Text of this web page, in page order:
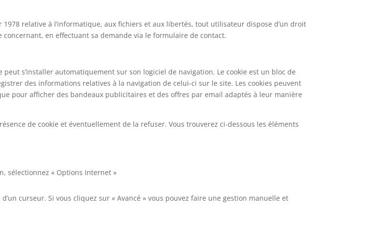
relative à l’informatique, aux fichiers et aux libertés, tout utilisateur dispose d’un droit
concernant, en effectuant sa demande via le formulaire de contact.
s’installer automatiquement sur son logiciel de navigation. Le cookie est un bloc de
des informations relatives à la navigation de celui-ci sur le site. Les cookies peuvent
pour afficher des bandeaux publicitaires et des offres par email adaptés à leur manière
de cookie et éventuellement de la refuser. Vous trouverez ci-dessous les éléments
sélectionnez « Options Internet »
curseur. Si vous cliquez sur « Avancé » vous pouvez faire une gestion manuelle et